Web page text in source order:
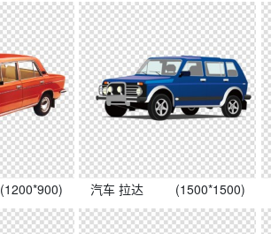
(1200*900) 汽车 拉达 (1500*1500)